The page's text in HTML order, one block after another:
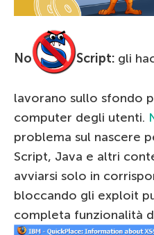
No Script: gli
lavorano sullo sfondo
computer degli utenti.
problema sul nascere
Script, Java e altri
avviarsi solo in
bloccando gli exploit
completa funzionalità